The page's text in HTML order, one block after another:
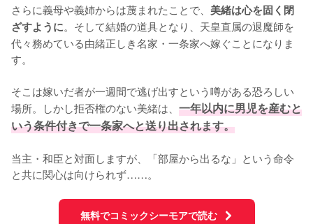
さらに義母や義姉からは蔑まれたことで、 美緒は心を固く閉
ざすように。そして結婚の道具となり、天皇直属の退魔師を
代々務めている由緒正しき名家・一条家へ嫁ぐことになりま
す。
そこは嫁いだ者が一週間で逃げ出すという噂がある恐ろしい
場所。しかし拒否権のない美緒は、 一年以内に男児を産むと
いう条件付きで一条家へと送り出されます。
当主・和臣と対面しますが、「部屋から出るな」という命令
と共に関心は向けられず……。
無料でコミックシーモアで読む